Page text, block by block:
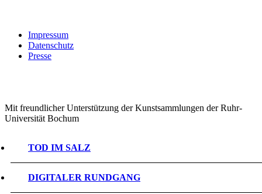
Impressum
Datenschutz
Presse
Mit freundlicher Unterstützung der Kunstsammlungen der Ruhr-
Universität Bochum
TOD IM SALZ
DIGITALER RUNDGANG